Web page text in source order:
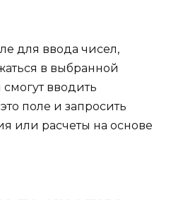
для ввода чисел,
в выбранной
вводить
поле и запросить
или расчеты на основе